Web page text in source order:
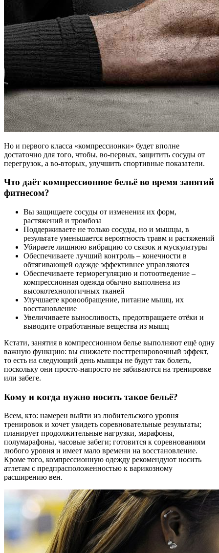
Но и первого класса «компрессионки» будет вполне
достаточно для того, чтобы, во-первых, защитить сосуды от
перегрузок, а во-вторых, улучшить спортивные показатели.
Что даёт компрессионное бельё во время занятий
фитнесом?
Вы защищаете сосуды от изменения их форм,
растяжений и тромбоза
Поддерживаете не только сосуды, но и мышцы, в
результате уменьшается вероятность травм и растяжений
Убираете лишнюю вибрацию со связок и мускулатуры
Обеспечиваете лучший контроль – конечности в
обтягивающей одежде эффективнее управляются
Обеспечиваете терморегуляцию и потоотведение –
компрессионная одежда обычно выполнена из
высокотехнологичных тканей
Улучшаете кровообращение, питание мышц, их
восстановление
Увеличиваете выносливость, предотвращаете отёки и
выводите отработанные вещества из мышц
Кстати, занятия в компрессионном белье выполняют ещё одну
важную функцию: вы снижаете посттренировочный эффект,
то есть на следующий день мышцы не будут так болеть,
поскольку они просто-напросто не забиваются на тренировке
или забеге.
Кому и когда нужно носить такое бельё?
Всем, кто: намерен выйти из любительского уровня
тренировок и хочет увидеть соревновательные результаты;
планирует продолжительные нагрузки, марафоны,
полумарафоны, часовые забеги; готовится к соревнованиям
любого уровня и имеет мало времени на восстановление.
Кроме того, компрессионную одежду рекомендуют носить
атлетам с предпрасположенностью к варикозному
расширению вен.